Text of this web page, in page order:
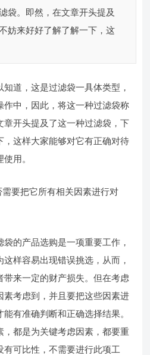
袋。即然，在文章开头提及
妨来好好了解了解一下，这
道，这是过滤袋一具体类型，
作中，因此，将这一种过滤袋称
章开头提及了这一种过滤袋，下
，这样大家能够对它有正确对待
用。
要把它所有相关因素进行对
的产品选购是一项重要工作，
样容易出现错误挑选，从而，
来一定的财产损失。但在考虑
素考虑到，并且要把这些因素进
有准确判断和正确选择结果。
，都是为关键考虑因素，都要重
有可比性，不需要进行此项工